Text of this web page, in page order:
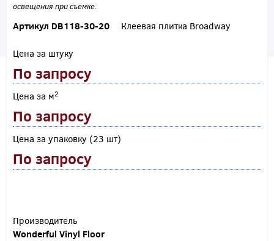
освещения при съемке.
Артикул DB118-30-20 Клеевая плитка Broadway
Цена за штуку
По запросу
Цена за м2
По запросу
Цена за упаковку (23 шт)
По запросу
Производитель
Wonderful Vinyl Floor